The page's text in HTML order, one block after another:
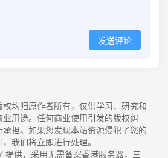
发送评论
均归原作者所有，仅供学习、研究和
用途。任何商业使用引发的版权纠
担。如果您发现本站资源侵犯了您的
我们将立即进行处理。
提供，采用无需备案香港服务器，三